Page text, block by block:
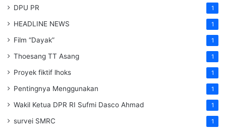
DPU PR 1
HEADLINE NEWS 1
Film “Dayak” 1
Thoesang TT Asang 1
Proyek fiktif lhoks 1
Pentingnya Menggunakan 1
Wakil Ketua DPR RI Sufmi Dasco Ahmad 1
survei SMRC 1